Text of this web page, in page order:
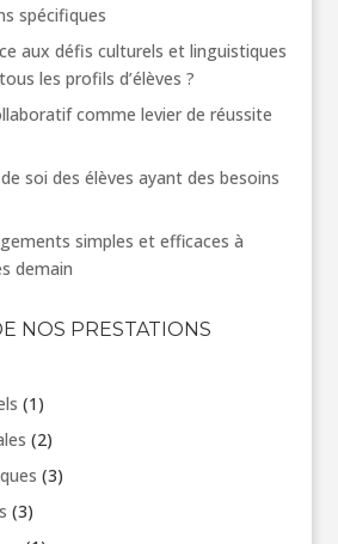
spécifiques
aux défis culturels et linguistiques
les profils d’élèves ?
comme levier de réussite
soi des élèves ayant des besoins
simples et efficaces à
demain
NOS PRESTATIONS
1 1
produit
22
produits
33
33
produits